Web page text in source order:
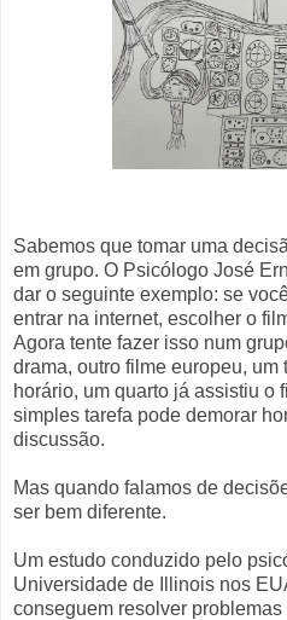
Sabemos que tomar uma
em grupo. O Psicólogo José
dar o seguinte exemplo: se
entrar na internet, escolher o
Agora tente fazer isso num
drama, outro filme europeu,
horário, um quarto já assistiu o
simples tarefa pode demorar
discussão.
Mas quando falamos de
ser bem diferente.
Um estudo conduzido pelo
Universidade de Illinois nos
conseguem resolver